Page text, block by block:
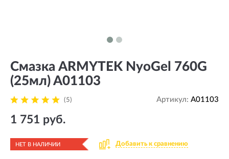
Смазка ARMYTEK NyoGel 760G
(25мл) A01103
(5) Артикул: A01103
1 751 руб.
НЕТ В НАЛИЧИИ Добавить к сравнению